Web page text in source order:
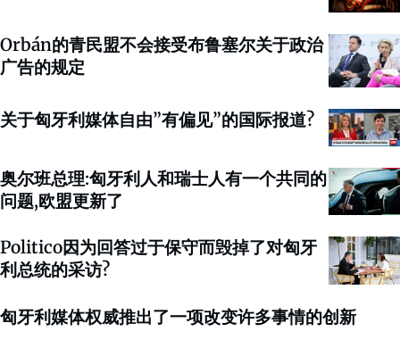
Orbán的青民盟不会接受布鲁塞尔关于政治
广告的规定
关于匈牙利媒体自由”有偏见”的国际报道?
奥尔班总理:匈牙利人和瑞士人有一个共同的
问题,欧盟更新了
Politico因为回答过于保守而毁掉了对匈牙
利总统的采访?
匈牙利媒体权威推出了一项改变许多事情的创新